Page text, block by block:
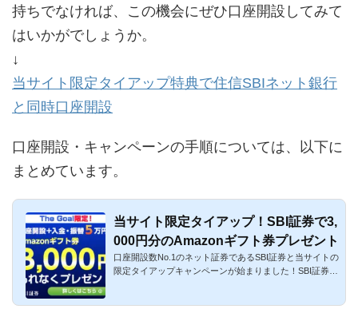
持ちでなければ、この機会にぜひ口座開設してみて
はいかがでしょうか。
↓
当サイト限定タイアップ特典で住信SBIネット銀行
と同時口座開設
口座開設・キャンペーンの手順については、以下に
まとめています。
当サイト限定タイアップ！SBI証券で3,
000円分のAmazonギフト券プレゼント
口座開設数No.1のネット証券であるSBI証券と当サイトの
限定タイアップキャンペーンが始まりました！SBI証券は